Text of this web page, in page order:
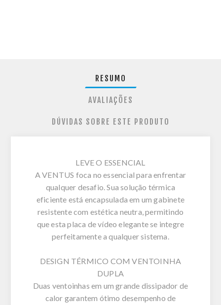
RESUMO
AVALIAÇÕES
DÚVIDAS SOBRE ESTE PRODUTO
LEVE O ESSENCIAL
A VENTUS foca no essencial para enfrentar
qualquer desafio. Sua solução térmica
eficiente está encapsulada em um gabinete
resistente com estética neutra, permitindo
que esta placa de vídeo elegante se integre
perfeitamente a qualquer sistema.
DESIGN TÉRMICO COM VENTOINHA
DUPLA
Duas ventoinhas em um grande dissipador de
calor garantem ótimo desempenho de